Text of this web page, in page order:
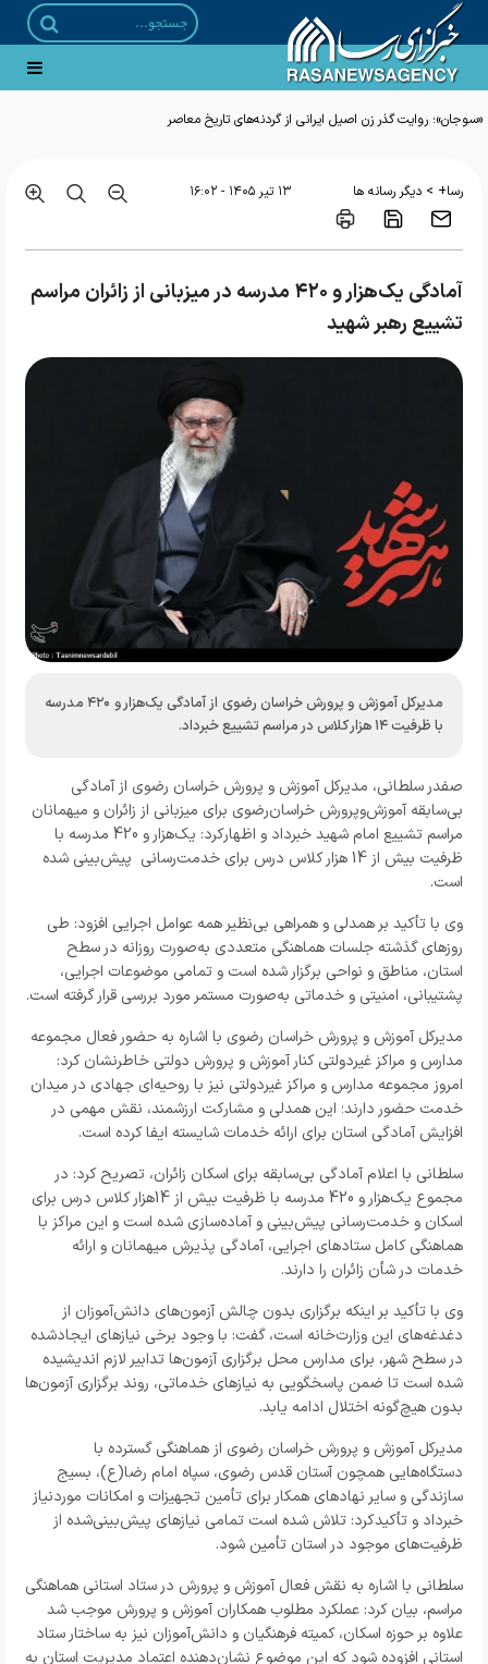
«سوجان»؛ روایت گذر زن اصیل ایرانی از گردنه‌های تاریخ معاصر
رسا+ > دیگر رسانه ها ۱۳ تير ۱۴۰۵ - ۱۶:۰۲
آمادگی یک‌هزار و ۴۲۰ مدرسه در میزبانی از زائران مراسم
تشییع رهبر شهید
مدیرکل آموزش و پرورش خراسان رضوی از آمادگی یک‌هزار و ۴۲۰ مدرسه
با ظرفیت ۱۴ هزار کلاس در مراسم تشییع خبرداد.
صفدر سلطانی، مدیرکل آموزش و پرورش خراسان رضوی از آمادگی
بی‌سابقه آموزش‌وپرورش خراسان‌رضوی برای میزبانی از زائران و میهمانان
مراسم تشییع امام شهید خبرداد و اظهارکرد: یک‌هزار و 420 مدرسه با
ظرفیت بیش از 14 هزار کلاس درس برای خدمت‌رسانی پیش‌بینی شده
است.
وی با تأکید بر همدلی و همراهی بی‌نظیر همه عوامل اجرایی افزود: طی
روزهای گذشته جلسات هماهنگی متعددی به‌صورت روزانه در سطح
استان، مناطق و نواحی برگزار شده است و تمامی موضوعات اجرایی،
پشتیبانی، امنیتی و خدماتی به‌صورت مستمر مورد بررسی قرار گرفته است.
مدیرکل آموزش و پرورش خراسان رضوی با اشاره به حضور فعال مجموعه
مدارس و مراکز غیردولتی کنار آموزش و پرورش دولتی خاطرنشان کرد:
امروز مجموعه مدارس و مراکز غیردولتی نیز با روحیه‌ای جهادی در میدان
خدمت حضور دارند؛ این همدلی و مشارکت ارزشمند، نقش مهمی در
افزایش آمادگی استان برای ارائه خدمات شایسته ایفا کرده است.
سلطانی با اعلام آمادگی بی‌سابقه برای اسکان زائران، تصریح کرد: در
مجموع یک‌هزار و 420 مدرسه با ظرفیت بیش از 14هزار کلاس درس برای
اسکان و خدمت‌رسانی پیش‌بینی و آماده‌سازی شده است و این مراکز با
هماهنگی کامل ستادهای اجرایی، آمادگی پذیرش میهمانان و ارائه
خدمات در شأن زائران را دارند.
وی با تأکید بر اینکه برگزاری بدون چالش آزمون‌های دانش‌آموزان از
دغدغه‌های این وزارت‌خانه است، گفت: با وجود برخی نیازهای ایجادشده
در سطح شهر، برای مدارس محل برگزاری آزمون‌ها تدابیر لازم اندیشیده
شده است تا ضمن پاسخگویی به نیازهای خدماتی، روند برگزاری آزمون‌ها
بدون هیچ‌گونه اختلال ادامه یابد.
مدیرکل آموزش و پرورش خراسان رضوی از هماهنگی گسترده با
دستگاه‌هایی همچون آستان قدس رضوی، سپاه امام رضا(ع)، بسیج
سازندگی و سایر نهادهای همکار برای تأمین تجهیزات و امکانات موردنیاز
خبرداد و تأکیدکرد: تلاش شده است تمامی نیازهای پیش‌بینی‌شده از
ظرفیت‌های موجود در استان تأمین شود.
سلطانی با اشاره به نقش فعال آموزش و پرورش در ستاد استانی هماهنگی
مراسم، بیان کرد: عملکرد مطلوب همکاران آموزش و پرورش موجب شد
علاوه بر حوزه اسکان، کمیته فرهنگیان و دانش‌آموزان نیز به ساختار ستاد
استانی افزوده شود که این موضوع نشان‌دهنده اعتماد مدیریت استان به